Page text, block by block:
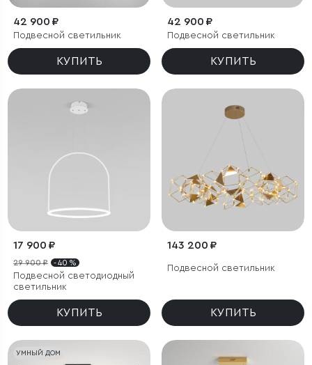
42 900 ₽
Подвесной светильник
КУПИТЬ
42 900 ₽
Подвесной светильник
КУПИТЬ
17 900 ₽
29 900 ₽ - 40 %
Подвесной светодиодный
светильник
КУПИТЬ
143 200 ₽
Подвесной светильник
КУПИТЬ
УМНЫЙ ДОМ